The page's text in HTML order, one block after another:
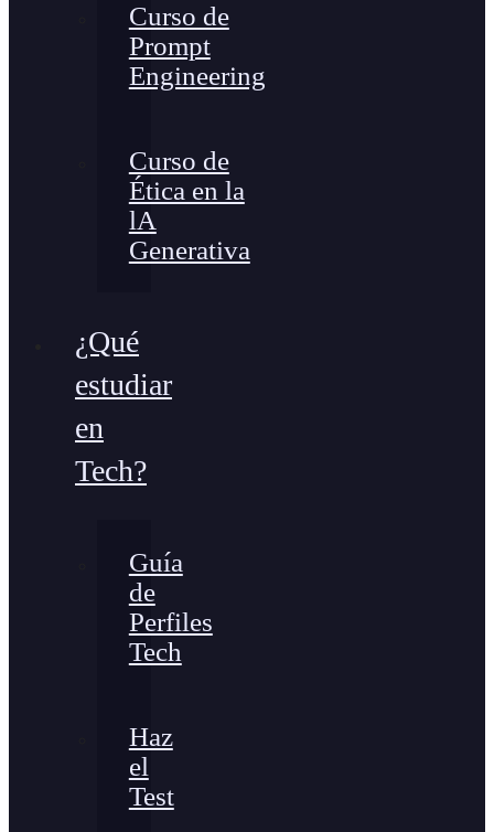
Curso de
Prompt
Engineering
Curso de
Ética en la
lA
Generativa
¿Qué
estudiar
en
Tech?
Guía
de
Perfiles
Tech
Haz
el
Test